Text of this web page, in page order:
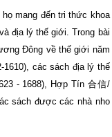
mang đến tri thức khoa
địa lý thế giới. Trong bài
Đông về thế giới năm
các sách địa lý thế
- 1688), Hợp Tín 合信/
sách được các nhà nho